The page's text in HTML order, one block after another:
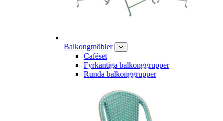
Balkongmöbler
Caféset
Fyrkantiga balkonggrupper
Runda balkonggrupper